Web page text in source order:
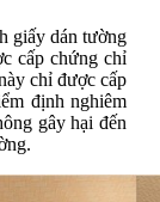
giấy dán tường
cấp chứng chỉ
chỉ được cấp
định nghiêm
gây hại đến